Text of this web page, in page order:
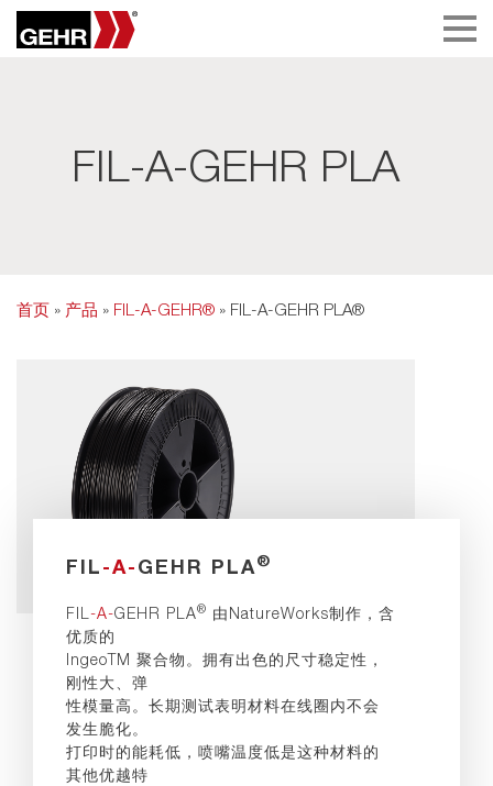
FIL-A-GEHR PLA
首页 » 产品 » FIL-A-GEHR® » FIL-A-GEHR PLA®
FIL-A-GEHR PLA®
FIL -A-GEHR PLA® 由NatureWorks制作，含
优质的
IngeoTM 聚合物。拥有出色的尺寸稳定性，
刚性大、弹
性模量高。长期测试表明材料在线圈内不会
发生脆化。
打印时的能耗低，喷嘴温度低是这种材料的
其他优越特